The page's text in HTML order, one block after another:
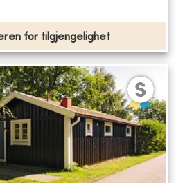
for tilgjengelighet